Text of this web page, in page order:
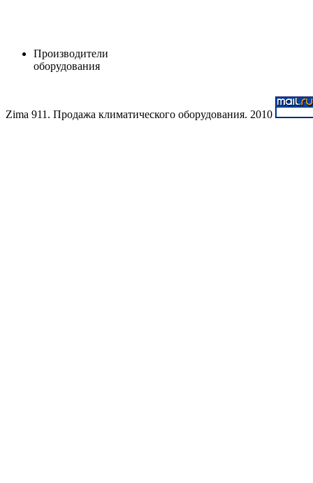
Производители
оборудования
Zima 911. Продажа климатического оборудования. 2010